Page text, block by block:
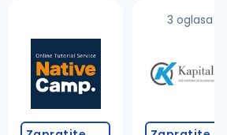
3 oglasa